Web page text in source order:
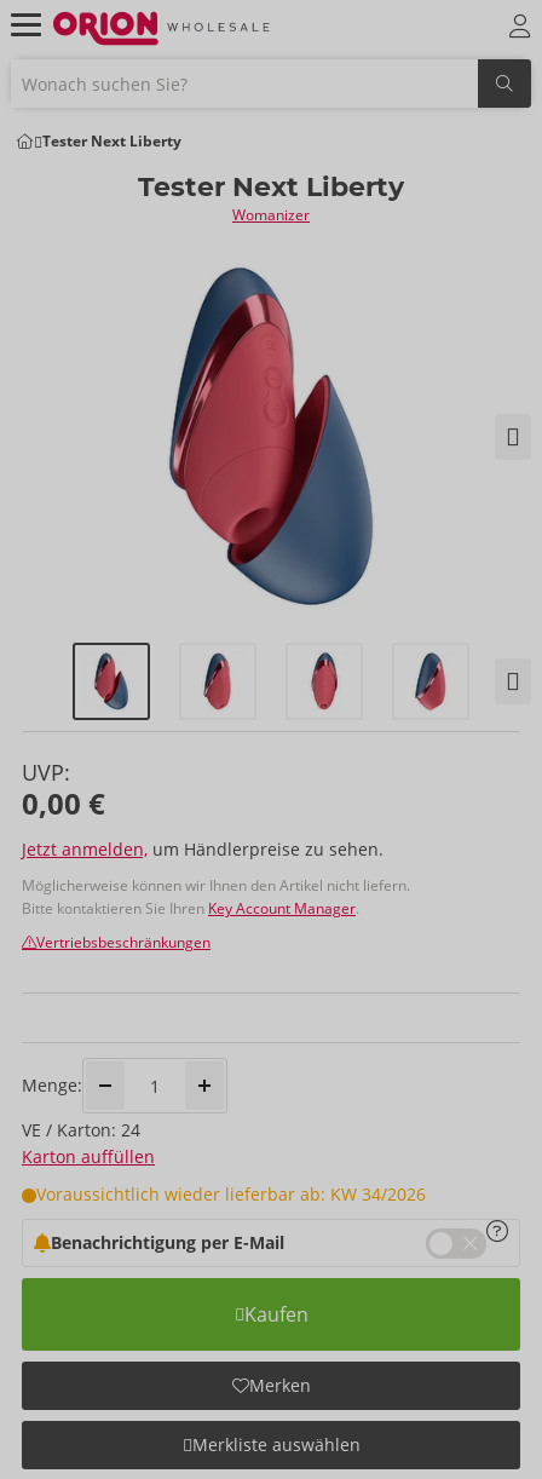
Tester Next Liberty
Tester Next Liberty
Womanizer
UVP:
0,00 €
Jetzt anmelden, um Händlerpreise zu sehen.
Möglicherweise können wir Ihnen den Artikel nicht liefern.
Bitte kontaktieren Sie Ihren Key Account Manager.
Vertriebsbeschränkungen
Menge:
VE / Karton: 24
Karton auffüllen
Voraussichtlich wieder lieferbar ab: KW 34/2026
Benachrichtigung per E-Mail
Kaufen
Merken
Merkliste auswählen